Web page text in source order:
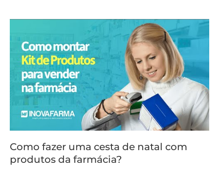
Como fazer uma cesta de natal com
produtos da farmácia?